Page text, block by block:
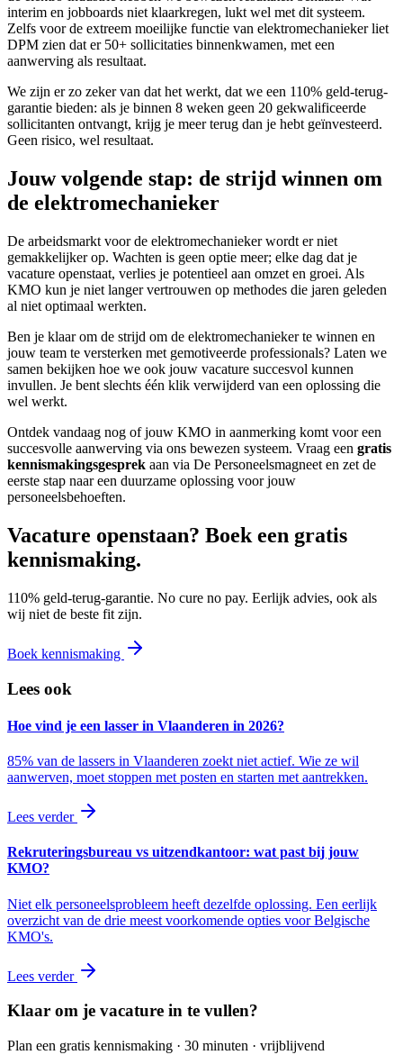
interim en jobboards niet klaarkregen, lukt wel met dit systeem.
Zelfs voor de extreem moeilijke functie van elektromechanieker liet
DPM zien dat er 50+ sollicitaties binnenkwamen, met een
aanwerving als resultaat.
We zijn er zo zeker van dat het werkt, dat we een 110% geld-terug-
garantie bieden: als je binnen 8 weken geen 20 gekwalificeerde
sollicitanten ontvangt, krijg je meer terug dan je hebt geïnvesteerd.
Geen risico, wel resultaat.
Jouw volgende stap: de strijd winnen om
de elektromechanieker
De arbeidsmarkt voor de elektromechanieker wordt er niet
gemakkelijker op. Wachten is geen optie meer; elke dag dat je
vacature openstaat, verlies je potentieel aan omzet en groei. Als
KMO kun je niet langer vertrouwen op methodes die jaren geleden
al niet optimaal werkten.
Ben je klaar om de strijd om de elektromechanieker te winnen en
jouw team te versterken met gemotiveerde professionals? Laten we
samen bekijken hoe we ook jouw vacature succesvol kunnen
invullen. Je bent slechts één klik verwijderd van een oplossing die
wel werkt.
Ontdek vandaag nog of jouw KMO in aanmerking komt voor een
succesvolle aanwerving via ons bewezen systeem. Vraag een gratis
kennismakingsgesprek aan via De Personeelsmagneet en zet de
eerste stap naar een duurzame oplossing voor jouw
personeelsbehoeften.
Vacature openstaan? Boek een gratis
kennismaking.
110% geld-terug-garantie. No cure no pay. Eerlijk advies, ook als
wij niet de beste fit zijn.
Boek kennismaking
Lees ook
Hoe vind je een lasser in Vlaanderen in 2026?
85% van de lassers in Vlaanderen zoekt niet actief. Wie ze wil
aanwerven, moet stoppen met posten en starten met aantrekken.
Lees verder
Rekruteringsbureau vs uitzendkantoor: wat past bij jouw
KMO?
Niet elk personeelsprobleem heeft dezelfde oplossing. Een eerlijk
overzicht van de drie meest voorkomende opties voor Belgische
KMO's.
Lees verder
Klaar om je vacature in te vullen?
Plan een gratis kennismaking · 30 minuten · vrijblijvend